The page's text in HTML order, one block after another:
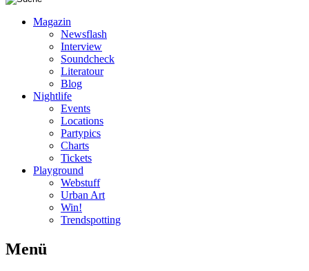
Magazin
Newsflash
Interview
Soundcheck
Literatour
Blog
Nightlife
Events
Locations
Partypics
Charts
Tickets
Playground
Webstuff
Urban Art
Win!
Trendspotting
Menü